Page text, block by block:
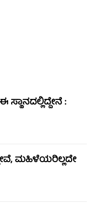
:
ಮಹಿಳೆಯರಿಲ್ಲದೇ